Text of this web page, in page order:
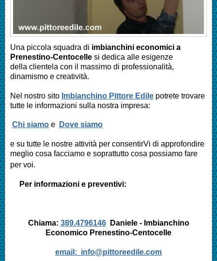
Una piccola squadra di imbianchini economici a
Prenestino-Centocelle si dedica alle esigenze
della clientela con il massimo di professionalità,
dinamismo e creatività.
Nel nostro sito Imbianchino Pittore Edile potrete trovare
tutte le informazioni sulla nostra impresa:
Chi siamo e Dove siamo
e su tutte le nostre attività per consentirVi di approfondire
meglio cosa facciamo e soprattutto cosa possiamo fare
per voi.
Per informazioni e preventivi:
Chiama: 389.4796146Daniele - Imbianchino
Economico Prenestino-Centocelle
email: info@pittoreedile.com